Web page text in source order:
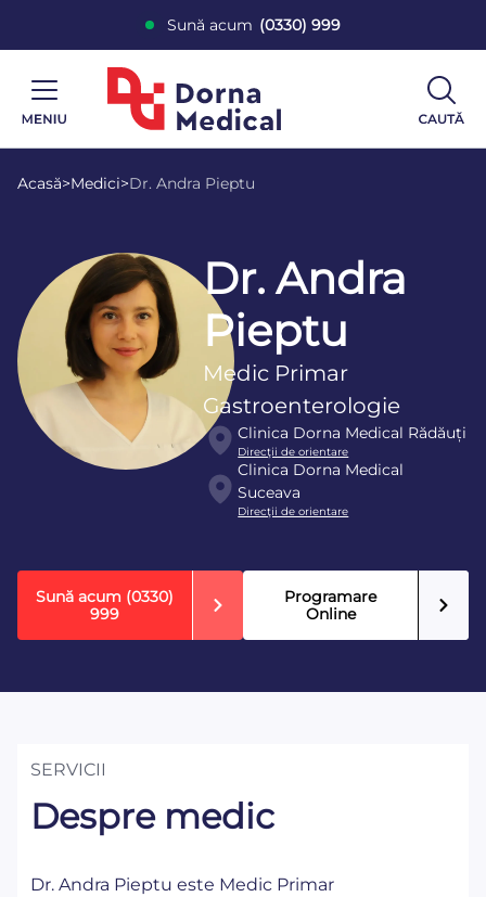
Sună acum (0330) 999
Acasă>Medici>Dr. Andra Pieptu
Dr. Andra
Pieptu
Medic Primar
Gastroenterologie
Clinica Dorna Medical Rădăuți
Direcţii de orientare
Clinica Dorna Medical
Suceava
Direcţii de orientare
Sună acum (0330)
999
Programare
Online
SERVICII
Despre medic
Dr. Andra Pieptu este Medic Primar